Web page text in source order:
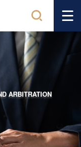
ARBITRATION